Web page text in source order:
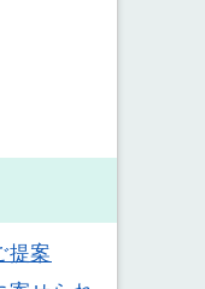
提案